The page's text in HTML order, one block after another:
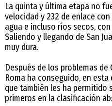
La quinta y última etapa no
velocidad y 232 de enlace
agua e incluso ríos secos,
Saliendo y llegando de San
muy dura.
Después de los problemas de
Roma ha conseguido, en
que también les ha permitido
primeros en la clasificación